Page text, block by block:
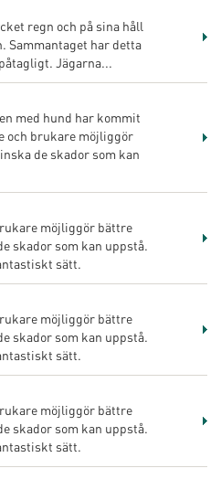
regn och på sina håll
Sammantaget har detta
Jägarna...
med hund har kommit
och brukare möjliggör
de skador som kan
möjliggör bättre
skador som kan uppstå.
sätt.
möjliggör bättre
skador som kan uppstå.
sätt.
möjliggör bättre
skador som kan uppstå.
sätt.